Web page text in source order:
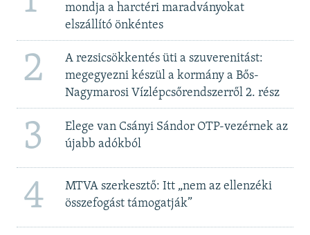
mondja a harctéri maradványokat
elszállító önkéntes
2
A rezsicsökkentés üti a szuverenitást:
megegyezni készül a kormány a Bős-
Nagymarosi Vízlépcsőrendszerről 2. rész
3
Elege van Csányi Sándor OTP-vezérnek az
újabb adókból
4
MTVA szerkesztő: Itt „nem az ellenzéki
összefogást támogatják”